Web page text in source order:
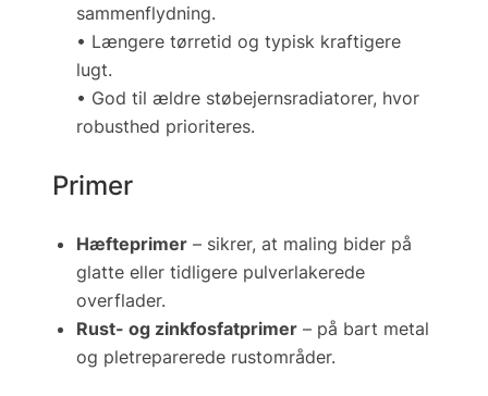
sammenflydning.
• Længere tørretid og typisk kraftigere
lugt.
• God til ældre støbejernsradiatorer, hvor
robusthed prioriteres.
Primer
Hæfteprimer – sikrer, at maling bider på
glatte eller tidligere pulverlakerede
overflader.
Rust- og zinkfosfatprimer – på bart metal
og pletreparerede rustområder.